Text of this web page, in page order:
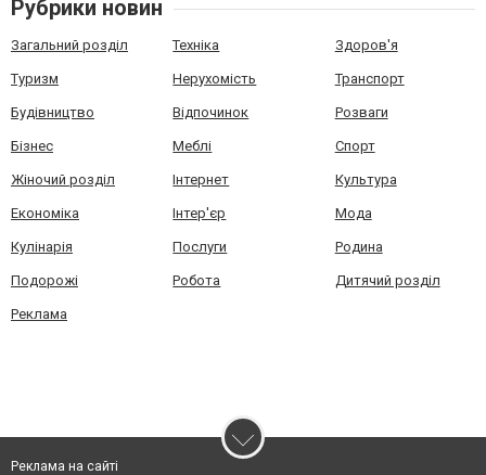
Рубрики новин
Загальний розділ Техніка Здоров'я
Туризм Нерухомість Транспорт
Будівництво Відпочинок Розваги
Бізнес Меблі Спорт
Жіночий розділ Інтернет Культура
Економіка Інтер'єр Мода
Кулінарія Послуги Родина
Подорожі Робота Дитячий розділ
Реклама
Реклама на сайті